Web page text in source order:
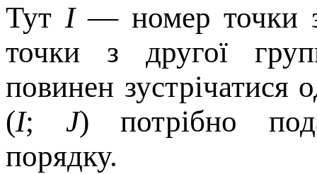
Тут I— номер точки
точки з другої
повинен
(I; J) потрібно
порядку.